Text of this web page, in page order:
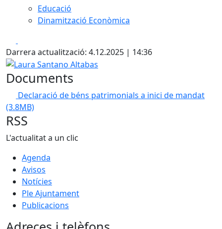
Educació
Dinamització Econòmica
Darrera actualització: 4.12.2025 | 14:36
Laura Santano Altabas
Documents
Declaració de béns patrimonials a inici de mandat
(3.8MB)
RSS
L'actualitat a un clic
Agenda
Avisos
Notícies
Ple Ajuntament
Publicacions